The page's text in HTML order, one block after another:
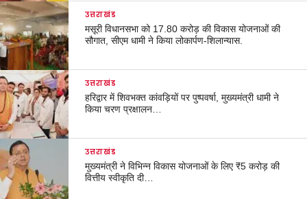
उत्तराखंड
मसूरी विधानसभा को 17.80 करोड़ की विकास योजनाओं की
सौगात, सीएम धामी ने किया लोकार्पण-शिलान्यास.
उत्तराखंड
हरिद्वार में शिवभक्त कांवड़ियों पर पुष्पवर्षा, मुख्यमंत्री धामी ने
किया चरण प्रक्षालन…
उत्तराखंड
मुख्यमंत्री ने विभिन्न विकास योजनाओं के लिए ₹5 करोड़ की
वित्तीय स्वीकृति दी…